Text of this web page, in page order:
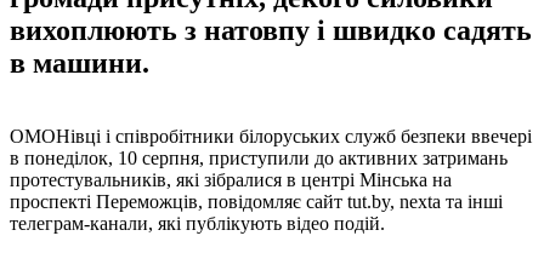
вихоплюють з натовпу і швидко садять
в машини.
ОМОНівці і співробітники білоруських служб безпеки ввечері
в понеділок, 10 серпня, приступили до активних затримань
протестувальників, які зібралися в центрі Мінська на
проспекті Переможців, повідомляє сайт tut.by, nexta та інші
телеграм-канали, які публікують відео подій.